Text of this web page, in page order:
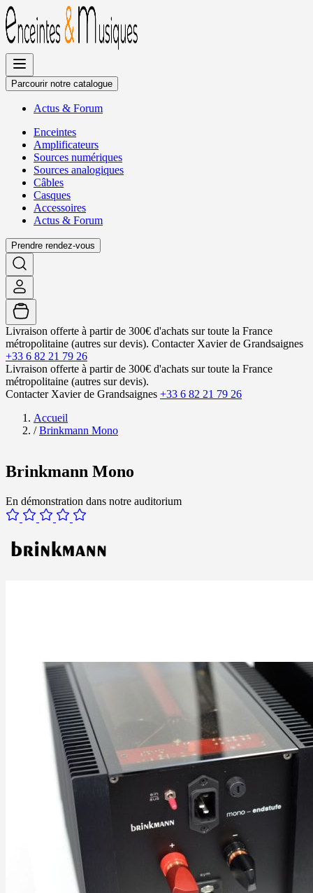
Allez
au
contenu
Parcourir notre catalogue
Actus & Forum
Enceintes
Amplificateurs
Sources numériques
Sources analogiques
Câbles
Casques
Accessoires
Actus & Forum
Prendre rendez-vous
Livraison offerte à partir de 300€ d'achats sur toute la France
métropolitaine (autres sur devis). Contacter Xavier de Grandsaignes
+33 6 82 21 79 26
Livraison offerte à partir de 300€ d'achats sur toute la France
métropolitaine (autres sur devis).
Contacter Xavier de Grandsaignes +33 6 82 21 79 26
Accueil
/ Brinkmann Mono
Brinkmann Mono
En démonstration dans notre auditorium